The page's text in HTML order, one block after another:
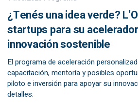
¿Tenés una idea verde?
startups para su
innovación sostenible
El programa de aceleración
capacitación, mentoría y posibles
piloto e inversión para apoyar su
detalles.